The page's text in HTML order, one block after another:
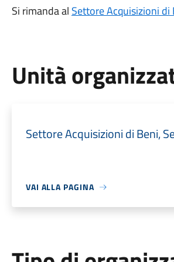
Si rimanda al Settore Acquisizioni di
Unità
Settore Acquisizioni di Beni,
VAI ALLA PAGINA